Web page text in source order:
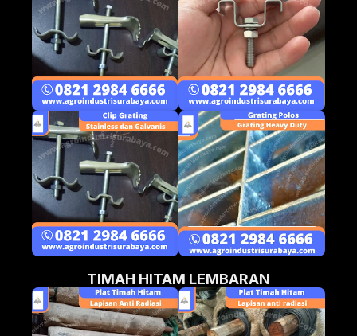
TIMAH HITAM LEMBARAN